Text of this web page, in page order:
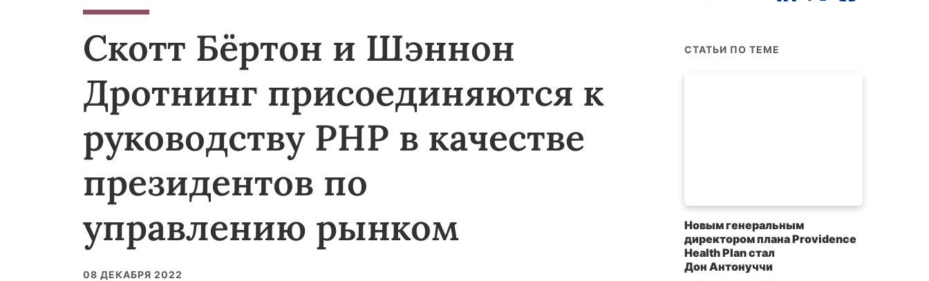
Скотт Бёртон и Шэннон
Дротнинг присоединяются к
руководству PHP в качестве
президентов по
управлению рынком
08 ДЕКАБРЯ 2022
СТАТЬИ ПО ТЕМЕ
Новым генеральным
директором плана Providence
Health Plan стал
Дон Антонуччи